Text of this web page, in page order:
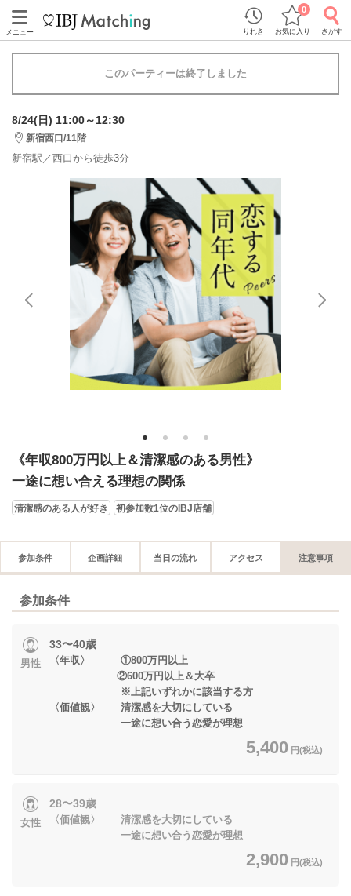
メニュー りれき お気に入り
0
さがす
このパーティーは終了しました
8/24(日) 11:00～12:30
新宿西口/11階
新宿駅／西口から徒歩3分
1 2 3 4
《年収800万円以上＆清潔感のある男性》
一途に想い合える理想の関係
清潔感のある人が好き 初参加数1位のIBJ店舗
参加条件 企画詳細 当日の流れ アクセス 注意事項
参加条件
男性
33〜40歳
〈年収〉 ①800万円以上
②600万円以上＆大卒
※上記いずれかに該当する方
〈価値観〉 清潔感を大切にしている
一途に想い合う恋愛が理想
5,400 円(税込)
女性
28〜39歳
〈価値観〉 清潔感を大切にしている
一途に想い合う恋愛が理想
2,900 円(税込)